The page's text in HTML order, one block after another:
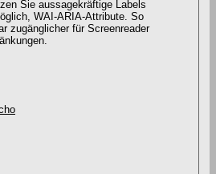
Sie aussagekräftige Labels
WAI-ARIA-Attribute. So
zugänglicher für Screenreader